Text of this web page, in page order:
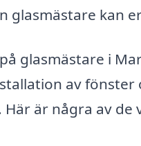
glasmästare kan
glasmästare i
av
är några av